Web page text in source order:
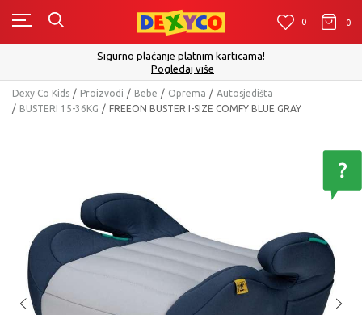
0 0
Sigurno plaćanje platnim karticama!
Pogledaj više
Dexy Co Kids Proizvodi Bebe Oprema
Autosjedišta
BUSTERI 15-36KG
FREEON BUSTER I-SIZE COMFY BLUE GRAY